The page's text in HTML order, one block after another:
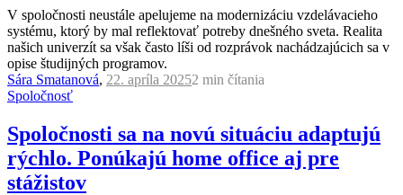
V spoločnosti neustále apelujeme na modernizáciu vzdelávacieho
systému, ktorý by mal reflektovať potreby dnešného sveta. Realita
našich univerzít sa však často líši od rozprávok nachádzajúcich sa v
opise študijných programov.
Sára Smatanová, 22. apríla 20252 min čítania
Spoločnosť
Spoločnosti sa na novú situáciu adaptujú
rýchlo. Ponúkajú home office aj pre
stážistov